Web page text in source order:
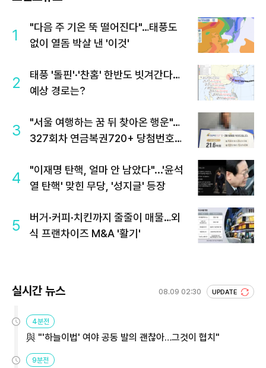
1
"다음 주 기온 뚝 떨어진다"…태풍도
없이 열돔 박살 낸 '이것'
2
태풍 '돌핀'·'찬홈' 한반도 빗겨간다…
예상 경로는?
3
"서울 여행하는 꿈 뒤 찾아온 행운"…
327회차 연금복권720+ 당첨번호조
4
"이재명 탄핵, 얼마 안 남았다"...'윤석
열 탄핵' 맞힌 무당, '성지글' 등장
5
버거·커피·치킨까지 줄줄이 매물…외
식 프랜차이즈 M&A '활기'
실시간 뉴스 08.09 02:30 UPDATE
4분전
與 "'하늘이법' 여야 공동 발의 괜찮아…그것이 협치"
9분전